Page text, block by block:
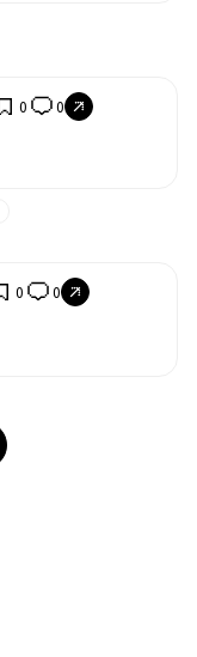
0 0
0 0